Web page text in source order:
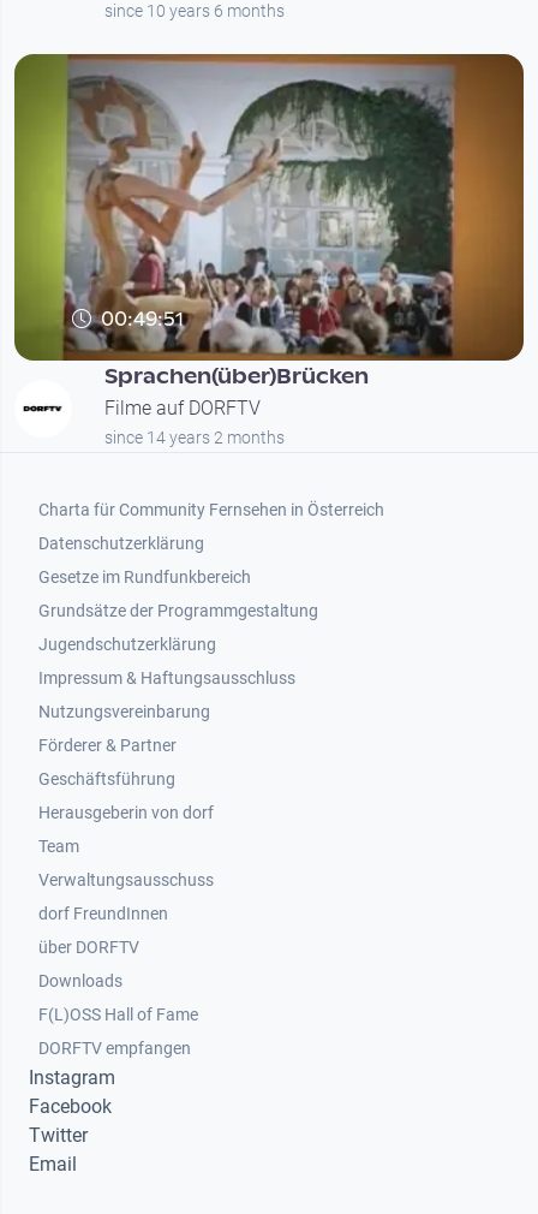
since 10 years 6 months
00:49:51
Sprachen(über)Brücken
Filme auf DORFTV
since 14 years 2 months
Footer 1
Charta für Community Fernsehen in Österreich
Datenschutzerklärung
Gesetze im Rundfunkbereich
Grundsätze der Programmgestaltung
Jugendschutzerklärung
Impressum & Haftungsausschluss
Nutzungsvereinbarung
Footer 2
Förderer & Partner
Geschäftsführung
Herausgeberin von dorf
Team
Verwaltungsausschuss
dorf FreundInnen
Footer 3
über DORFTV
Downloads
F(L)OSS Hall of Fame
Footer 4
DORFTV empfangen
Instagram
Facebook
Twitter
Email